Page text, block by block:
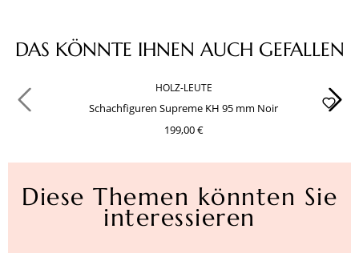
Produktgalerie überspringen
DAS KÖNNTE IHNEN AUCH GEFALLEN
HOLZ-LEUTE
Schachfiguren Supreme KH 95 mm Noir
199,00 €
Diese Themen könnten Sie
interessieren